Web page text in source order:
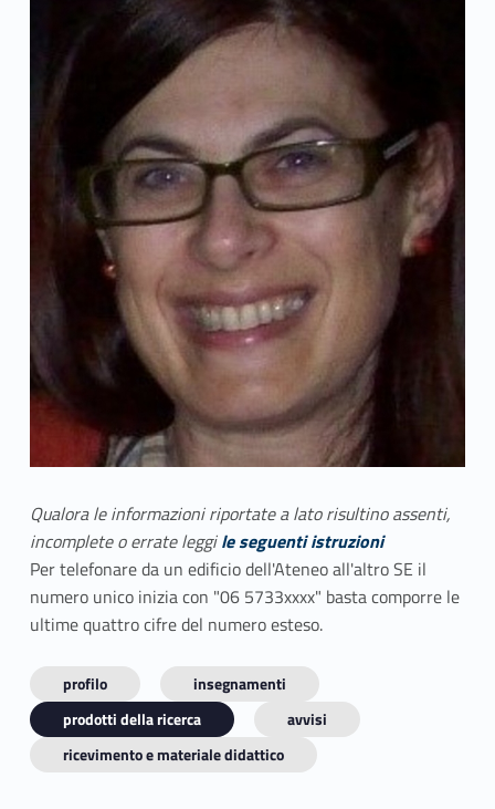
Qualora le informazioni riportate a lato risultino assenti,
incomplete o errate leggile seguenti istruzioni
Per telefonare da un edificio dell'Ateneo all'altro SE il
numero unico inizia con "06 5733xxxx" basta comporre le
ultime quattro cifre del numero esteso.
profilo
insegnamenti
prodotti della ricerca
avvisi
ricevimento e materiale didattico